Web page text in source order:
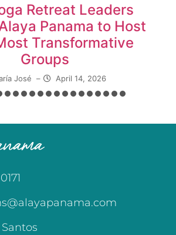
Retreat Leaders
Panama to Host
Transformative
Groups
José – April 14, 2026